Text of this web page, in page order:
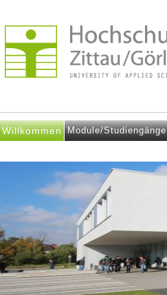
Willkommen Module/Studiengänge